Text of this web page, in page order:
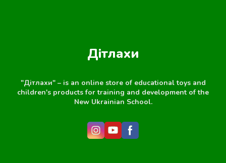
Дітлахи
"Дітлахи" – is an online store of educational toys and
children's products for training and development of the
New Ukrainian School.